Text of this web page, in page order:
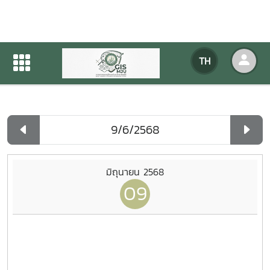
TH
ปฏิทินกิจกรรมของหน่วยงาน
ปฏิทินกิจกรรมของหน่วยงาน รายวัน
มิถุนายน 2568
09